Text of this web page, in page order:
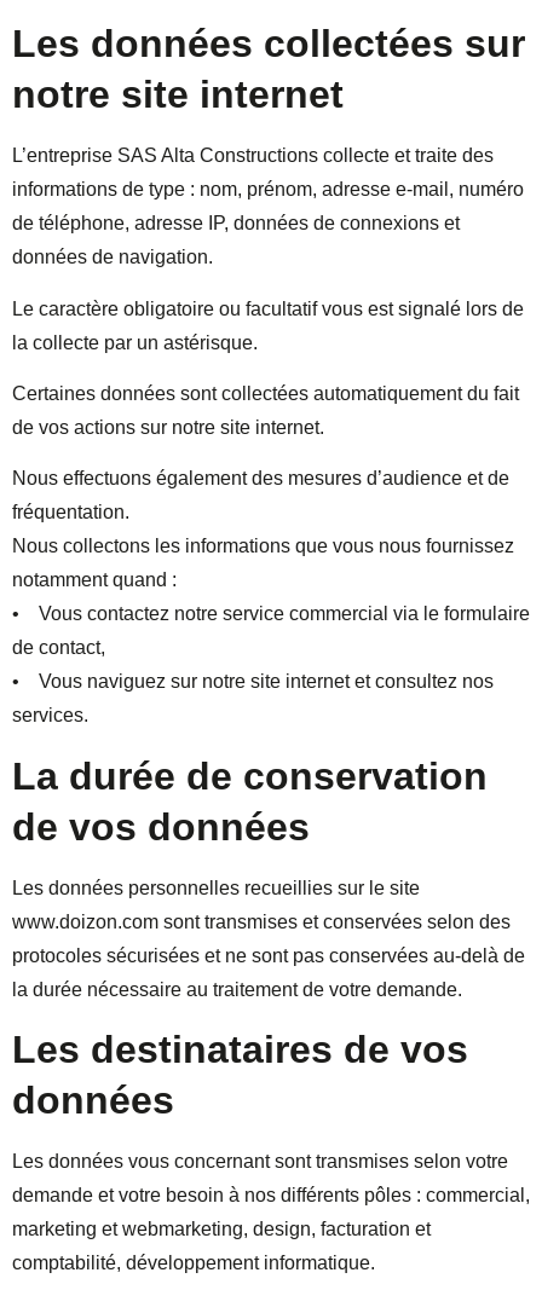
Les données collectées sur
notre site internet
L’entreprise SAS Alta Constructions collecte et traite des
informations de type : nom, prénom, adresse e-mail, numéro
de téléphone, adresse IP, données de connexions et
données de navigation.
Le caractère obligatoire ou facultatif vous est signalé lors de
la collecte par un astérisque.
Certaines données sont collectées automatiquement du fait
de vos actions sur notre site internet.
Nous effectuons également des mesures d’audience et de
fréquentation.
Nous collectons les informations que vous nous fournissez
notamment quand :
• Vous contactez notre service commercial via le formulaire
de contact,
• Vous naviguez sur notre site internet et consultez nos
services.
La durée de conservation
de vos données
Les données personnelles recueillies sur le site
www.doizon.com sont transmises et conservées selon des
protocoles sécurisées et ne sont pas conservées au-delà de
la durée nécessaire au traitement de votre demande.
Les destinataires de vos
données
Les données vous concernant sont transmises selon votre
demande et votre besoin à nos différents pôles : commercial,
marketing et webmarketing, design, facturation et
comptabilité, développement informatique.